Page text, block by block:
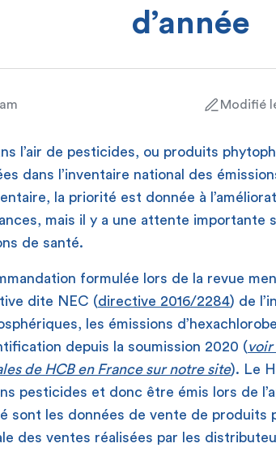
d’année
Modifié
l’air de pesticides, ou produits
dans l’inventaire national des
la priorité est donnée à
mais il y a une attente importante
de santé.
formulée lors de la revue
dite NEC (directive 2016/2284) de
les émissions
depuis la soumission 2020 (voir
de HCB en France sur notre site). Le
pesticides et donc être émis lors de
sont les données de vente de produits
des ventes réalisées par les